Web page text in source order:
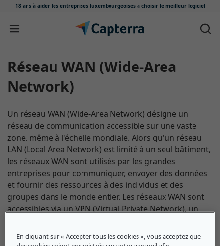
18 ans à aider les entreprises luxembourgeoises à choisir le meilleur logiciel
Passer au contenu
réseau WAN (Wide-Area
Network)
Un réseau WAN (Wide-Area Network) désigne un
réseau de communication accessible sur une vaste
zone, même à l'échelle mondiale. Alors qu'un réseau
LAN (Local Area Network) est limité à un seul bâtiment,
les réseaux WAN sont utilisés par les grandes
entreprises pour communiquer, envoyer des données
et fournir des ressources à des individus et des
groupes dans le monde entier. Les réseaux WAN sont
accessibles via un VPN (Virtual Private Network), un
téléphonie cellulaire. Un type de WAN virtuel ou cloud
En cliquant sur « Accepter tous les cookies », vous acceptez que